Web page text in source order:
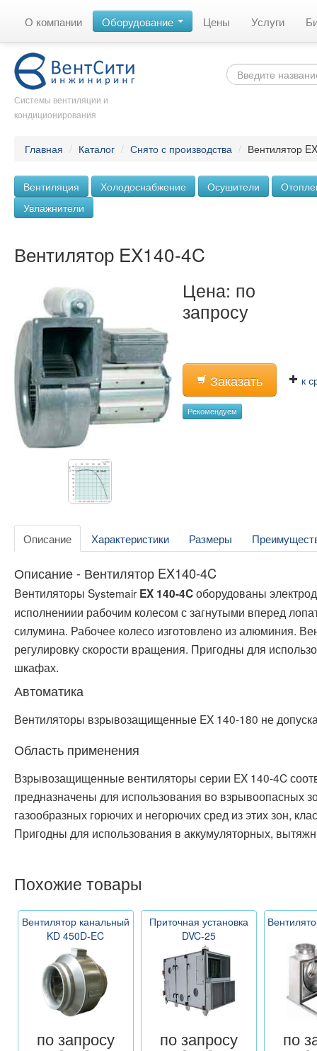
О компании Оборудование Цены Услуги
Системы вентиляции и
кондиционирования
Главная / Каталог / Снято с производства / Вентилятор
Вентиляция Холодоснабжение Осушители
Увлажнители
Вентилятор EX140-4C
Цена: по
запросу
Заказать к
Рекомендуем
Описание Характеристики Размеры
Описание - Вентилятор EX140-4C
Вентиляторы Systemair EX 140-4Cоборудованы
исполнениии рабочим колесом с загнутыми вперед
силумина. Рабочее колесо изготовлено из алюминия.
регулировку скорости вращения. Пригодны для
шкафах.
Автоматика
Вентиляторы взрывозащищенные EX 140-180 не
Область применения
Взрывозащищенные вентиляторы серии EX 140-4C
предназначены для использования во взрывоопасных
газообразных горючих и негорючих сред из этих зон,
Пригодны для использования в аккумуляторных,
Похожие товары
Вентилятор канальный
KD 450D-EC
по запросу
Приточная установка
DVC-25
по запросу по